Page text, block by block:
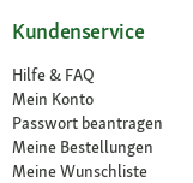
Kundenservice
Hilfe & FAQ
Mein Konto
Passwort beantragen
Meine Bestellungen
Meine Wunschliste